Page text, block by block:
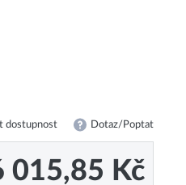
dostupnost Dotaz/Poptat
015,85 Kč